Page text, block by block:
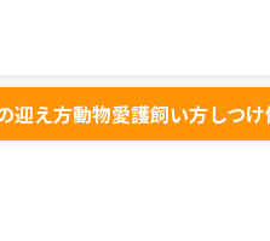
迎え方動物愛護飼い方しつけ